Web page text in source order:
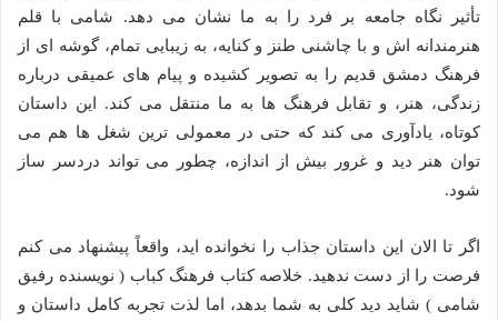
تأثیر نگاه جامعه بر فرد را به ما نشان می دهد. شامی با قلم
هنرمندانه اش و با چاشنی طنز و کنایه، به زیبایی تمام، گوشه ای از
فرهنگ دمشق قدیم را به تصویر کشیده و پیام های عمیقی درباره
زندگی، هنر، و تقابل فرهنگ ها به ما منتقل می کند. این داستان
کوتاه، یادآوری می کند که حتی در معمولی ترین شغل ها هم می
توان هنر دید و غرور بیش از اندازه، چطور می تواند دردسر ساز
شود.
اگر تا الان این داستان جذاب را نخوانده اید، واقعاً پیشنهاد می کنم
فرصت را از دست ندهید. خلاصه کتاب فرهنگ کباب ( نویسنده رفیق
شامی ) شاید دید کلی به شما بدهد، اما لذت تجربه کامل داستان و